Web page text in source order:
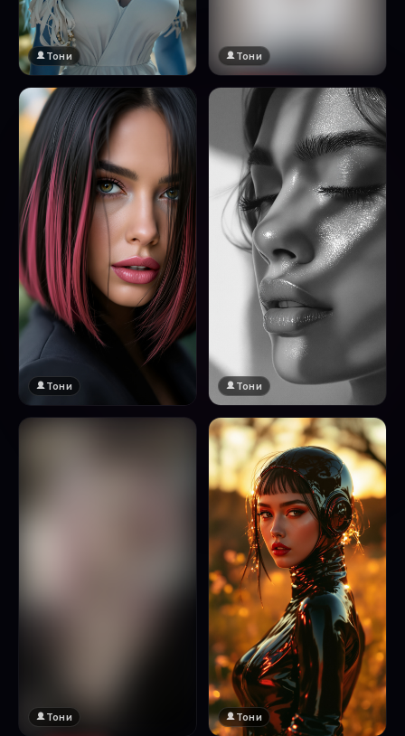
Тони
🔞 18+
Натисни за преглед
Тони
Тони Тони
Тони Тони